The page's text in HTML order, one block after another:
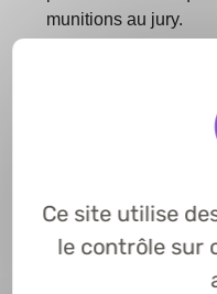
munitions au jury.
- L’éducation du
chasseur et son chien.
Ce site utilise
le contrôle sur